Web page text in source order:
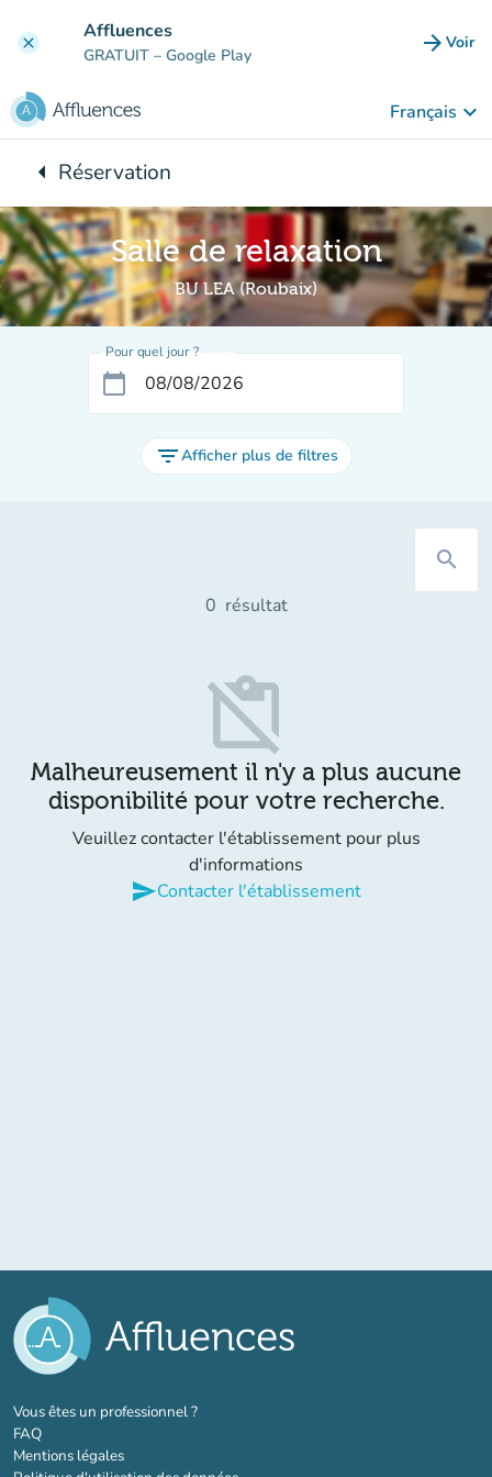
clear Affluences
GRATUIT – Google Play arrow_forward Voir
Français keyboard_arrow_down
arrow_leftRetour à :
Réservation
Salle de relaxation
BU LEA (Roubaix)
Pour quel jour ?
calendar_today
filter_listAfficher plus de filtres
search
0 résultat
content_paste_off
Malheureusement il n'y a plus aucune
disponibilité pour votre recherche.
Veuillez contacter l'établissement pour plus
d'informations
sendContacter l'établissement
Vous êtes un professionnel ?(nouvel onglet)
FAQ
Mentions légales